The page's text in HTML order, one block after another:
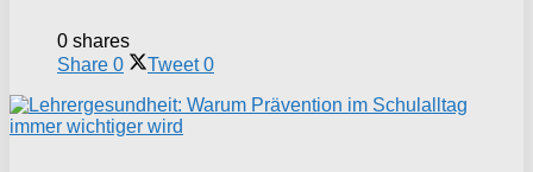
0 shares
Share 0 Tweet 0